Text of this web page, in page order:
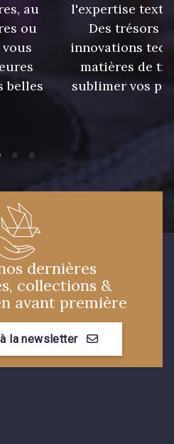
au
ou
belles
l'expertise
Des trésors
innovations
matières de
sublimer vos
dernières
collections &
avant première
la newsletter